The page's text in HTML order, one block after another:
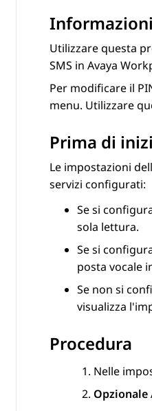
Utilizzare questa
SMS in Avaya
Per modificare il
menu. Utilizzare
Prima di
Le impostazioni
servizi configurati:
Se si
sola lettura.
Se si
posta vocale
Se non si
visualizza
Procedura
Nelle
Opzionale